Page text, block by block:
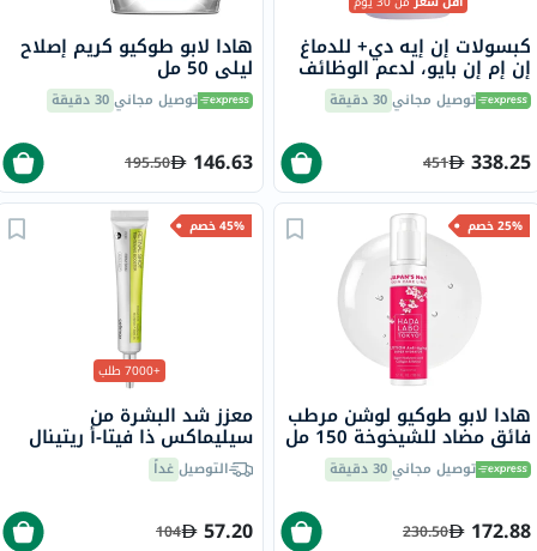
كبسولات إن إيه دي+ للدماغ
إن إم إن بايو، لدعم الوظائف
الإدراكية - 90 كبسولةتوصيل مجاني30 دقيقة
338.25
451
هادا لابو طوكيو كريم إصلاح
ليلي 50 مل
توصيل مجاني30 دقيقة
146.63
195.50
25% خصم
هادا لابو طوكيو لوشن مرطب
فائق مضاد للشيخوخة 150 مل
توصيل مجاني30 دقيقة
172.88
230.50
45% خصم
+7000 طلب
معزز شد البشرة من
سيليماكس ذا فيتا-أ ريتينال
شوت، 15 مل
التوصيلغداً
57.20
104